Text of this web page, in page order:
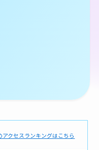
クセスランキングはこちら